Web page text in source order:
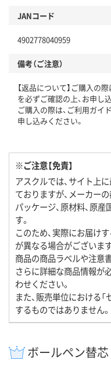
JANコード
4902778040959
備考（ご注意）
【返品について】ご購入の
を必ずご確認の上、お申し
ご購入の際は、ご利用ガイ
申し込みください。
※ご注意【免責】
アスクルでは、サイト上
ておりますが、メーカーの
パッケージ、原材料、原
す。
このため、実際にお届け
が異なる場合がございま
商品の商品ラベルや注意
さらに詳細な商品情報が
わせください。
また、販売単位における
するものではありません
ボールペン替芯